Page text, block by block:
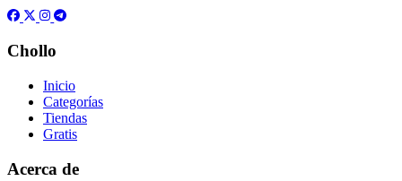
Chollo
Inicio
Categorías
Tiendas
Gratis
Acerca de